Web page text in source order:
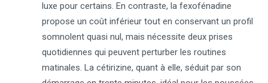
luxe pour certains. En contraste, la fexofénadine
propose un coût inférieur tout en conservant un profil
somnolent quasi nul, mais nécessite deux prises
quotidiennes qui peuvent perturber les routines
matinales. La cétirizine, quant à elle, séduit par son